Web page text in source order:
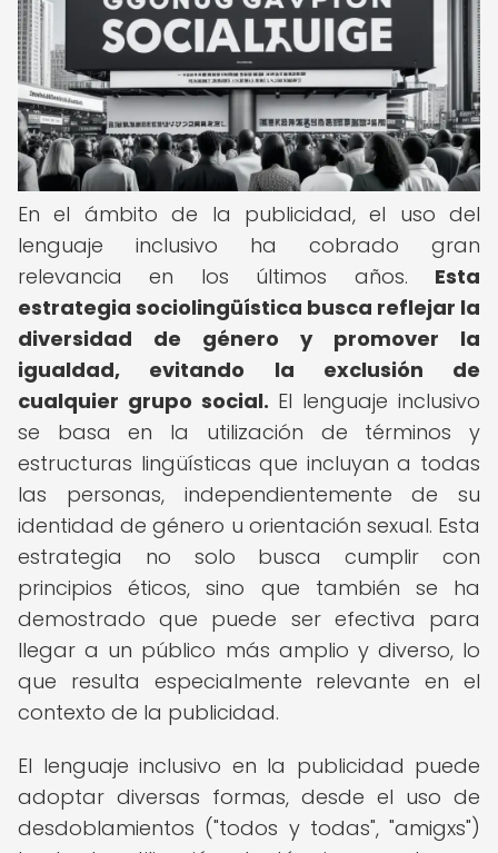
En el ámbito de la publicidad, el uso del
lenguaje inclusivo ha cobrado gran
relevancia en los últimos años. Esta
estrategia sociolingüística busca reflejar la
diversidad de género y promover la
igualdad, evitando la exclusión de
cualquier grupo social. El lenguaje inclusivo
se basa en la utilización de términos y
estructuras lingüísticas que incluyan a todas
las personas, independientemente de su
identidad de género u orientación sexual. Esta
estrategia no solo busca cumplir con
principios éticos, sino que también se ha
demostrado que puede ser efectiva para
llegar a un público más amplio y diverso, lo
que resulta especialmente relevante en el
contexto de la publicidad.
El lenguaje inclusivo en la publicidad puede
adoptar diversas formas, desde el uso de
desdoblamientos ("todos y todas", "amigxs")